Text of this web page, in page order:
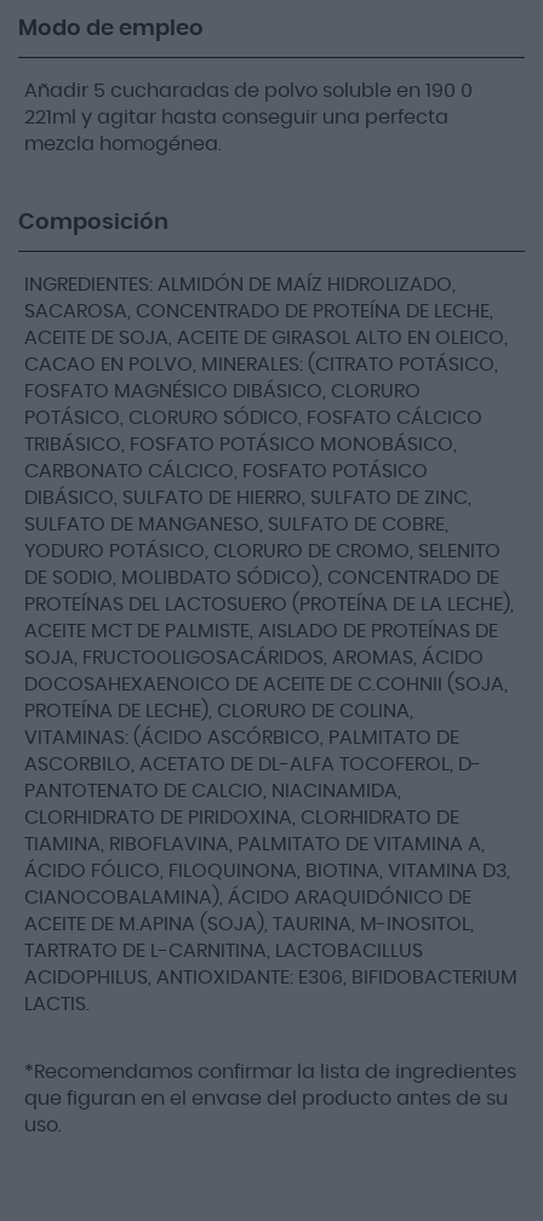
Modo de empleo
Añadir 5 cucharadas de polvo soluble en 190 0
221ml y agitar hasta conseguir una perfecta
mezcla homogénea.
Composición
INGREDIENTES: ALMIDÓN DE MAÍZ HIDROLIZADO,
SACAROSA, CONCENTRADO DE PROTEÍNA DE LECHE,
ACEITE DE SOJA, ACEITE DE GIRASOL ALTO EN OLEICO,
CACAO EN POLVO, MINERALES: (CITRATO POTÁSICO,
FOSFATO MAGNÉSICO DIBÁSICO, CLORURO
POTÁSICO, CLORURO SÓDICO, FOSFATO CÁLCICO
TRIBÁSICO, FOSFATO POTÁSICO MONOBÁSICO,
CARBONATO CÁLCICO, FOSFATO POTÁSICO
DIBÁSICO, SULFATO DE HIERRO, SULFATO DE ZINC,
SULFATO DE MANGANESO, SULFATO DE COBRE,
YODURO POTÁSICO, CLORURO DE CROMO, SELENITO
DE SODIO, MOLIBDATO SÓDICO), CONCENTRADO DE
PROTEÍNAS DEL LACTOSUERO (PROTEÍNA DE LA LECHE),
ACEITE MCT DE PALMISTE, AISLADO DE PROTEÍNAS DE
SOJA, FRUCTOOLIGOSACÁRIDOS, AROMAS, ÁCIDO
DOCOSAHEXAENOICO DE ACEITE DE C.COHNII (SOJA,
PROTEÍNA DE LECHE), CLORURO DE COLINA,
VITAMINAS: (ÁCIDO ASCÓRBICO, PALMITATO DE
ASCORBILO, ACETATO DE DL-ALFA TOCOFEROL, D-
PANTOTENATO DE CALCIO, NIACINAMIDA,
CLORHIDRATO DE PIRIDOXINA, CLORHIDRATO DE
TIAMINA, RIBOFLAVINA, PALMITATO DE VITAMINA A,
ÁCIDO FÓLICO, FILOQUINONA, BIOTINA, VITAMINA D3,
CIANOCOBALAMINA), ÁCIDO ARAQUIDÓNICO DE
ACEITE DE M.APINA (SOJA), TAURINA, M-INOSITOL,
TARTRATO DE L-CARNITINA, LACTOBACILLUS
ACIDOPHILUS, ANTIOXIDANTE: E306, BIFIDOBACTERIUM
LACTIS.
*Recomendamos confirmar la lista de ingredientes
que figuran en el envase del producto antes de su
uso.